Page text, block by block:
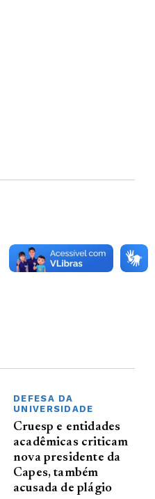
DEFESA DA
UNIVERSIDADE
Cruesp e entidades
acadêmicas criticam
nova presidente da
Capes, também
acusada de plágio